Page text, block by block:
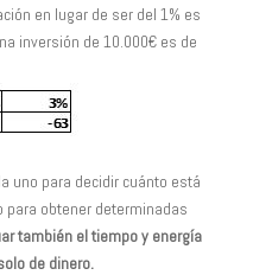
en lugar de ser del 1% es
inversión de 10.000€ es de
uno para decidir cuánto está
para obtener determinadas
también el tiempo y energía
de dinero.